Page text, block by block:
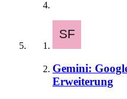
Gemini:
Erweiterung